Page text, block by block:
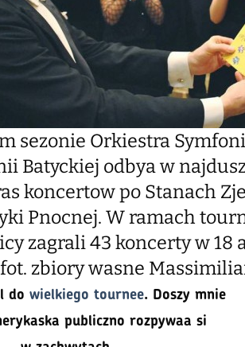
sezonie Orkiestra
Batyckiej odbya w
koncertow po Stanach
Pnocnej. W ramach
zagrali 43 koncerty w 18
fot. zbiory wasne
do wielkiego tournee. Doszy mnie
publiczno rozpywaa si